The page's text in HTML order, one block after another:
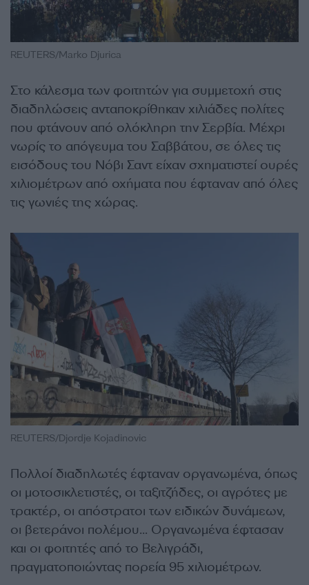
REUTERS/Marko Djurica
Στο κάλεσμα των φοιτητών για συμμετοχή στις
διαδηλώσεις ανταποκρίθηκαν χιλιάδες πολίτες
που φτάνουν από ολόκληρη την Σερβία. Μέχρι
νωρίς το απόγευμα του Σαββάτου, σε όλες τις
εισόδους του Νόβι Σαντ είχαν σχηματιστεί ουρές
χιλιομέτρων από οχήματα που έφταναν από όλες
τις γωνιές της χώρας.
REUTERS/Djordje Kojadinovic
Πολλοί διαδηλωτές έφταναν οργανωμένα, όπως
οι μοτοσικλετιστές, οι ταξιτζήδες, οι αγρότες με
τρακτέρ, οι απόστρατοι των ειδικών δυνάμεων,
οι βετεράνοι πολέμου… Οργανωμένα έφτασαν
και οι φοιτητές από το Βελιγράδι,
πραγματοποιώντας πορεία 95 χιλιομέτρων.